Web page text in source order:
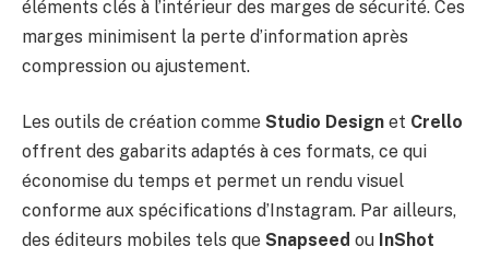
éléments clés à l’intérieur des marges de sécurité. Ces
marges minimisent la perte d’information après
compression ou ajustement.
Les outils de création comme Studio Design et Crello
offrent des gabarits adaptés à ces formats, ce qui
économise du temps et permet un rendu visuel
conforme aux spécifications d’Instagram. Par ailleurs,
des éditeurs mobiles tels que Snapseed ou InShot